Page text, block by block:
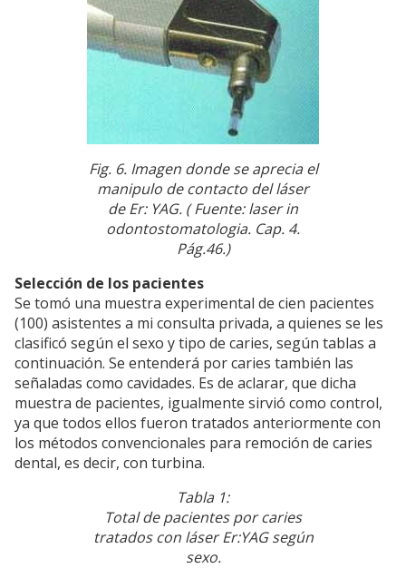
Fig. 6. Imagen donde se aprecia el
manipulo de contacto del láser
de Er: YAG. ( Fuente: laser in
odontostomatologia. Cap. 4.
Pág.46.)
Selección de los pacientes
Se tomó una muestra experimental de cien pacientes
(100) asistentes a mi consulta privada, a quienes se les
clasificó según el sexo y tipo de caries, según tablas a
continuación. Se entenderá por caries también las
señaladas como cavidades. Es de aclarar, que dicha
muestra de pacientes, igualmente sirvió como control,
ya que todos ellos fueron tratados anteriormente con
los métodos convencionales para remoción de caries
dental, es decir, con turbina.
Tabla 1:
Total de pacientes por caries
tratados con láser Er:YAG según
sexo.